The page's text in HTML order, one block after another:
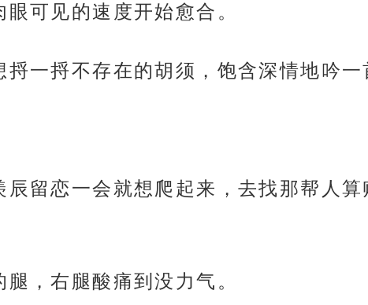
可见的速度开始愈合。
捋一捋不存在的胡须，饱含深情地吟
留恋一会就想爬起来，去找那帮人
，右腿酸痛到没力气。